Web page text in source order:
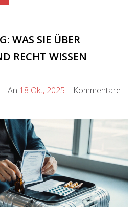
WAS SIE ÜBER
RECHT WISSEN
An 18 Okt, 2025 Kommentare